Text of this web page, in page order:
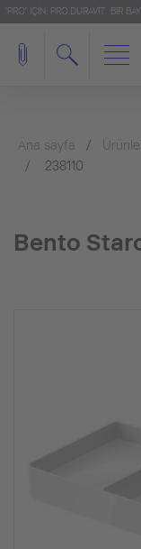
'PRO' IÇIN: PRO.DURAVIT BIR
Ana sayfa
238110
Bento